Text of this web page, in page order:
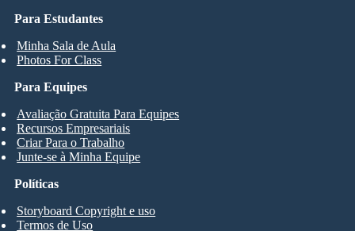
Para Estudantes
Minha Sala de Aula
Photos For Class
Para Equipes
Avaliação Gratuita Para Equipes
Recursos Empresariais
Criar Para o Trabalho
Junte-se à Minha Equipe
Políticas
Storyboard Copyright e uso
Termos de Uso